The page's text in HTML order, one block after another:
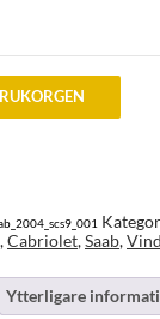
,Cabriolet,Saab,
Ytterligare